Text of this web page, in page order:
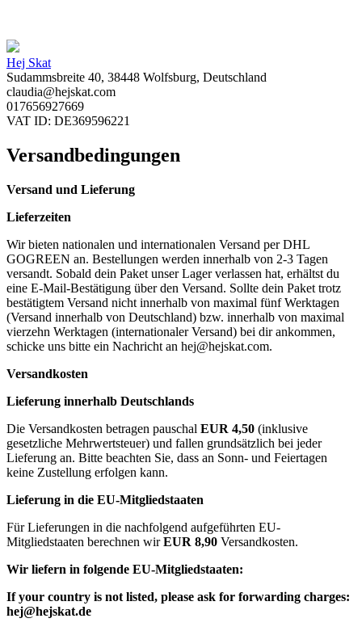
Hej Skat
Sudammsbreite 40, 38448 Wolfsburg, Deutschland
claudia@hejskat.com
017656927669
VAT ID: DE369596221
Versandbedingungen
Versand und Lieferung
Lieferzeiten
Wir bieten nationalen und internationalen Versand per DHL
GOGREEN an. Bestellungen werden innerhalb von 2-3 Tagen
versandt. Sobald dein Paket unser Lager verlassen hat, erhältst du
eine E-Mail-Bestätigung über den Versand. Sollte dein Paket trotz
bestätigtem Versand nicht innerhalb von maximal fünf Werktagen
(Versand innerhalb von Deutschland) bzw. innerhalb von maximal
vierzehn Werktagen (internationaler Versand) bei dir ankommen,
schicke uns bitte ein Nachricht an hej@hejskat.com.
Versandkosten
Lieferung innerhalb Deutschlands
Die Versandkosten betragen pauschal EUR 4,50 (inklusive
gesetzliche Mehrwertsteuer) und fallen grundsätzlich bei jeder
Lieferung an. Bitte beachten Sie, dass an Sonn- und Feiertagen
keine Zustellung erfolgen kann.
Lieferung in die EU-Mitgliedstaaten
Für Lieferungen in die nachfolgend aufgeführten EU-
Mitgliedstaaten berechnen wirEUR 8,90 Versandkosten.
Wir liefern in folgende EU-Mitgliedstaaten:
If your country is not listed, please ask for forwarding charges:
hej@hejskat.de